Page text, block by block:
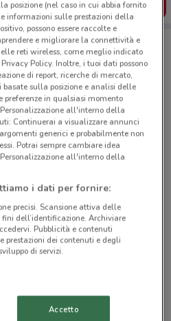
SCARICA L’APP
Monferrato
© OpenStreetMap contributors
Monferrato
36/38 Casale Monferrato
posizione (nel caso in cui abbia fornito
informazioni sulle prestazioni della
possono essere raccolte e
e migliorare la connettività e
reti wireless, come meglio indicato
Policy. Inoltre, i tuoi dati possono
di report, ricerche di mercato,
sulla posizione e analisi delle
preferenze in qualsiasi momento
all'interno della
Continuerai a visualizzare annunci
generici e probabilmente non
Potrai sempre cambiare idea
all'interno della
i dati per fornire:
precisi. Scansione attiva delle
dell’identificazione. Archiviare
Pubblicità e contenuti
prestazioni dei contenuti e degli
di servizi.
Accetto